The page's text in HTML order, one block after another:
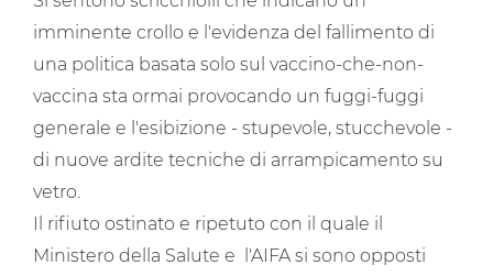
imminente crollo e l'evidenza del fallimento di
una politica basata solo sul vaccino-che-non-
vaccina sta ormai provocando un fuggi-fuggi
generale e l'esibizione - stupevole, stucchevole -
di nuove ardite tecniche di arrampicamento su
vetro.
Il rifiuto ostinato e ripetuto con il quale il
Ministero della Salute e l'AIFA si sono opposti